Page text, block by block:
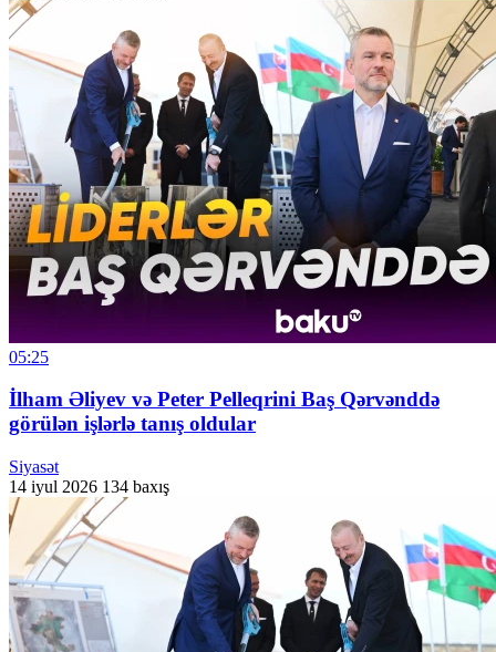
05:25
İlham Əliyev və Peter Pelleqrini Baş Qərvənddə
görülən işlərlə tanış oldular
Siyasət
14 iyul 2026 134 baxış